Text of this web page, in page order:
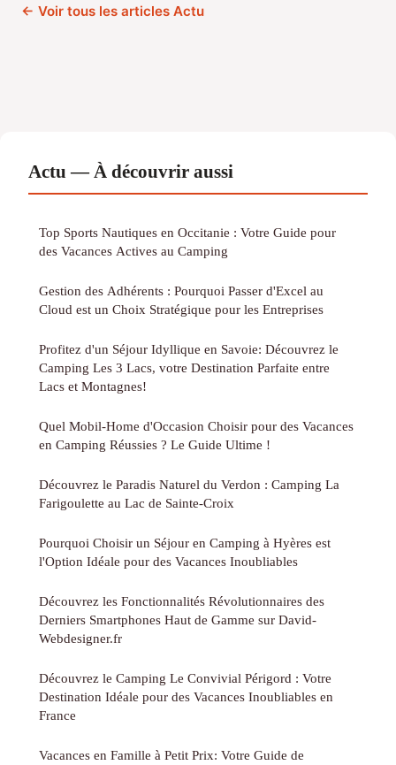
← Voir tous les articles Actu
Actu — À découvrir aussi
Top Sports Nautiques en Occitanie : Votre Guide pour
des Vacances Actives au Camping
Gestion des Adhérents : Pourquoi Passer d'Excel au
Cloud est un Choix Stratégique pour les Entreprises
Profitez d'un Séjour Idyllique en Savoie: Découvrez le
Camping Les 3 Lacs, votre Destination Parfaite entre
Lacs et Montagnes!
Quel Mobil-Home d'Occasion Choisir pour des Vacances
en Camping Réussies ? Le Guide Ultime !
Découvrez le Paradis Naturel du Verdon : Camping La
Farigoulette au Lac de Sainte-Croix
Pourquoi Choisir un Séjour en Camping à Hyères est
l'Option Idéale pour des Vacances Inoubliables
Découvrez les Fonctionnalités Révolutionnaires des
Derniers Smartphones Haut de Gamme sur David-
Webdesigner.fr
Découvrez le Camping Le Convivial Périgord : Votre
Destination Idéale pour des Vacances Inoubliables en
France
Vacances en Famille à Petit Prix: Votre Guide de